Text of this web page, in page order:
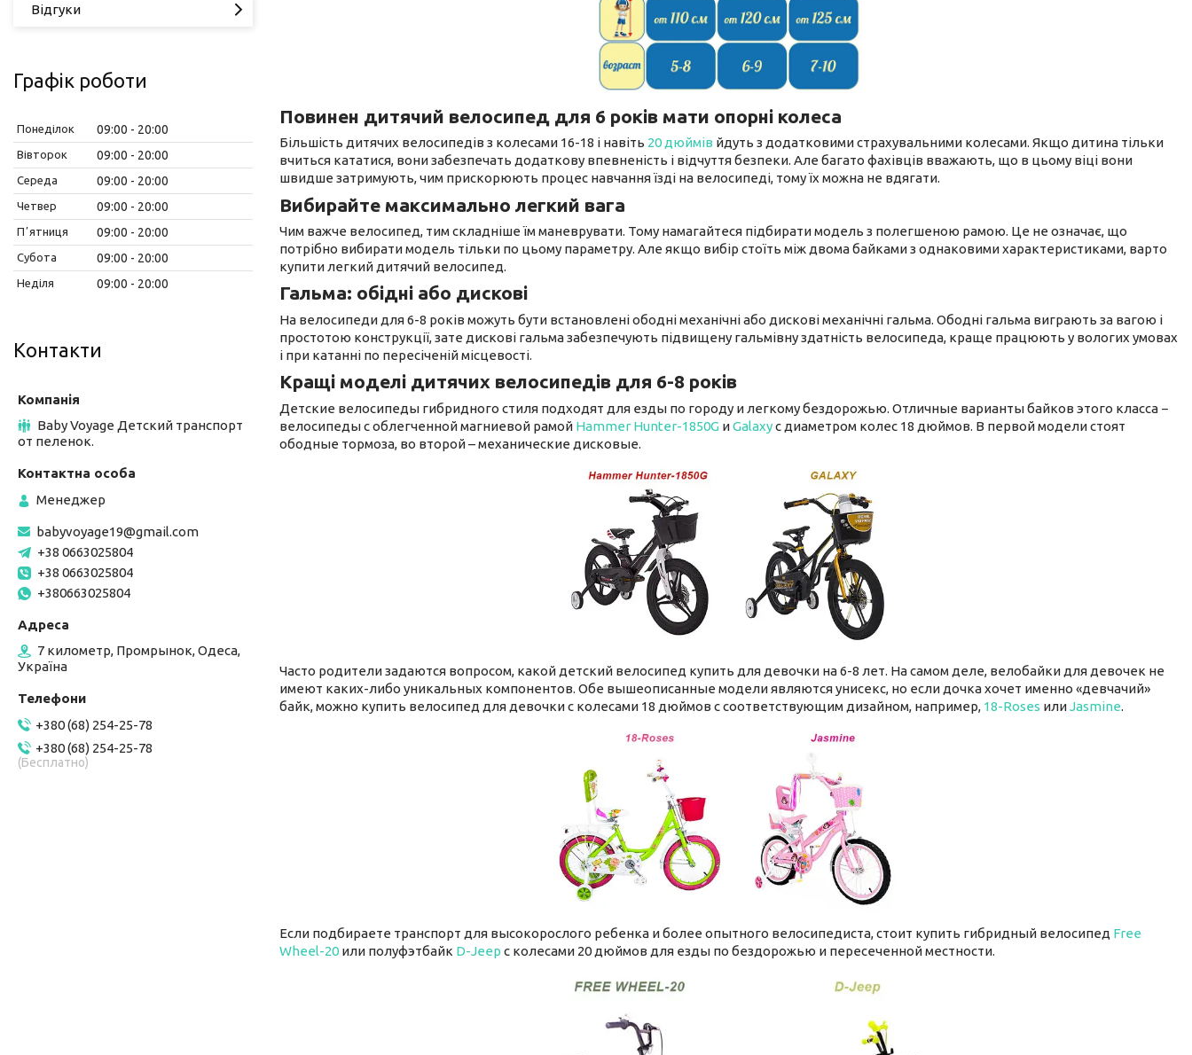
Повинен дитячий велосипед для 6 років мати опорні колеса
Більшість дитячих велосипедів з колесами 16-18 і навіть 20 дюймів йдуть з додатковими страхувальними колесами. Якщо дитина тільки
вчиться кататися, вони забезпечать додаткову впевненість і відчуття безпеки. Але багато фахівців вважають, що в цьому віці вони
швидше затримують, чим прискорюють процес навчання їзді на велосипеді, тому їх можна не вдягати.
Вибирайте максимально легкий вага
Чим важче велосипед, тим складніше їм маневрувати. Тому намагайтеся підбирати модель з полегшеною рамою. Це не означає, що
потрібно вибирати модель тільки по цьому параметру. Але якщо вибір стоїть між двома байками з однаковими характеристиками, варто
купити легкий дитячий велосипед.
Гальма: обідні або дискові
На велосипеди для 6-8 років можуть бути встановлені ободні механічні або дискові механічні гальма. Ободні гальма виграють за вагою і
простотою конструкції, зате дискові гальма забезпечують підвищену гальмівну здатність велосипеда, краще працюють у вологих умовах
і при катанні по пересіченій місцевості.
Кращі моделі дитячих велосипедів для 6-8 років
Детские велосипеды гибридного стиля подходят для езды по городу и легкому бездорожью. Отличные варианты байков этого класса −
велосипеды с облегченной магниевой рамой Hammer Hunter-1850G иGalaxyс диаметром колес 18 дюймов. В первой модели стоят
ободные тормоза, во второй – механические дисковые.
Часто родители задаются вопросом, какой детский велосипед купить для девочки на 6-8 лет. На самом деле, велобайки для девочек не
имеют каких-либо уникальных компонентов. Обе вышеописанные модели являются унисекс, но если дочка хочет именно «девчачий»
байк, можно купить велосипед для девочки с колесами 18 дюймов с соответствующим дизайном, например, 18-Roses илиJasmine.
Если подбираете транспорт для высокорослого ребенка и более опытного велосипедиста, стоит купить гибридный велосипед Free
Wheel-20 или полуфэтбайк D-Jeep с колесами 20 дюймов для езды по бездорожью и пересеченной местности.
Відгуки
Графік роботи
Понеділок 09:00 20:00
Вівторок 09:00 20:00
Середа 09:00 20:00
Четвер 09:00 20:00
Пʼятниця 09:00 20:00
Субота 09:00 20:00
Неділя 09:00 20:00
Контакти
Baby Voyage Детский транспорт
от пеленок.
Менеджер
babyvoyage19@gmail.com
+38 0663025804
+38 0663025804
+380663025804
7 километр, Промрынок, Одеса,
Україна
+380 (68) 254-25-78
+380 (68) 254-25-78
(Бесплатно)